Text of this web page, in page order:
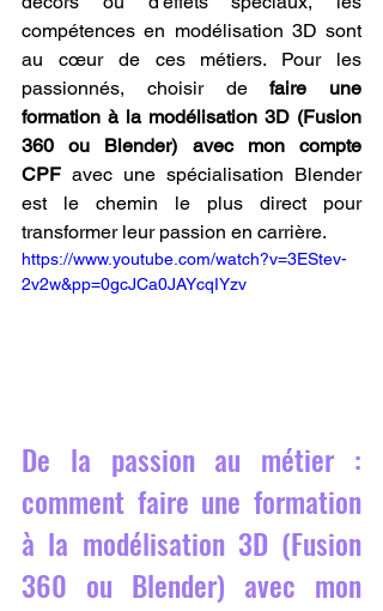
compétences en modélisation 3D sont
au cœur de ces métiers. Pour les
passionnés, choisir de faire une
formation à la modélisation 3D (Fusion
360 ou Blender) avec mon compte
CPF avec une spécialisation Blender
est le chemin le plus direct pour
transformer leur passion en carrière.
https://www.youtube.com/watch?v=3EStev-
2v2w&pp=0gcJCa0JAYcqIYzv
De la passion au métier :
comment faire une formation
à la modélisation 3D (Fusion
360 ou Blender) avec mon